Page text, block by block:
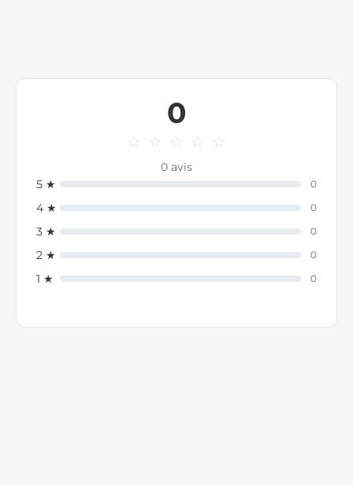
0
☆ ☆ ☆ ☆ ☆
0 avis
5 ★
0
4 ★ 0
3 ★ 0
2 ★ 0
1 ★ 0